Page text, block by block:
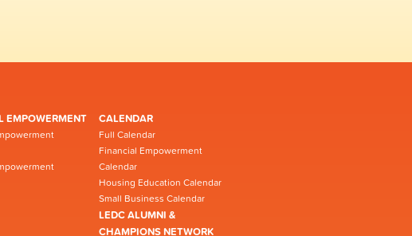
EMPOWERMENT CALENDAR
Full Calendar
Financial Empowerment
Calendar
Housing Education Calendar
Small Business Calendar
LEDC ALUMNI &
CHAMPIONS NETWORK